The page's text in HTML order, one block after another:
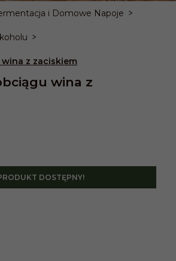
i Domowe Napoje
z zaciskiem
wina z
DOSTĘPNY!